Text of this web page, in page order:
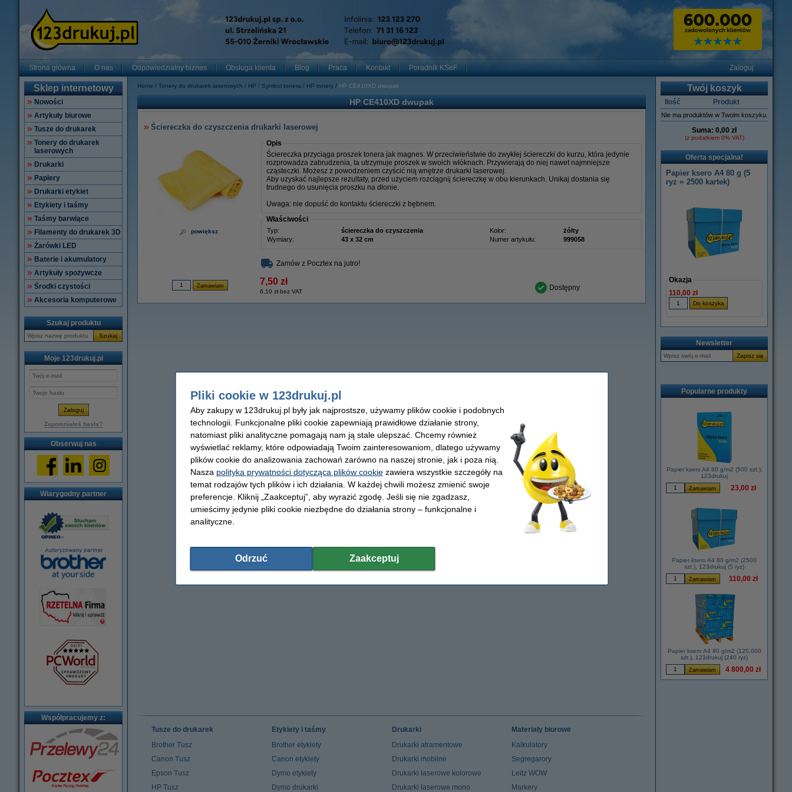
Strona główna O nas Odpowiedzialny biznes Obsługa klienta Blog Praca Kontakt Poradnik KSeF Zaloguj
Sklep internetowy
Nowości
Artykuły biurowe
Tusze do drukarek
Tonery do drukarek
laserowych
Drukarki
Papiery
Drukarki etykiet
Etykiety i taśmy
Taśmy barwiące
Filamenty do drukarek 3D
Żarówki LED
Baterie i akumulatory
Artykuły spożywcze
Środki czystości
Akcesoria komputerowe
Szukaj produktu
Szukaj
Moje 123drukuj.pl
Zapomniałeś hasła?
Obserwuj nas
Wiarygodny partner
Współpracujemy z:
Home Tonery do drukarek laserowych HP Symbol tonera HP tonery HP CE410XD dwupak
HP CE410XD dwupak
Ściereczka do czyszczenia drukarki laserowej
powiększ
Opis
Ściereczka przyciąga proszek tonera jak magnes. W przeciwieństwie do zwykłej ściereczki do kurzu, która jedynie
rozprowadza zabrudzenia, ta utrzymuje proszek w swoich włóknach. Przywierają do niej nawet najmniejsze
cząsteczki. Możesz z powodzeniem czyścić nią wnętrze drukarki laserowej.
Aby uzyskać najlepsze rezultaty, przed użyciem rozciągnij ściereczkę w obu kierunkach. Unikaj dostania się
trudnego do usunięcia proszku na dłonie.
Uwaga: nie dopuść do kontaktu ściereczki z bębnem.
Właściwości
Typ: ściereczka do czyszczenia Kolor:
żółty
Wymiary:
43 x 32 cm Numer artykułu: 999058
Zamów z Pocztex na jutro!
7,50 zł
6,10 zł bez VAT Dostępny
Twój koszyk
Ilość Produkt
Nie ma produktów w Twoim koszyku.
Suma: 0,00 zł
(z podatkiem 0% VAT)
Oferta specjalna!
Papier ksero A4 80 g (5
ryz = 2500 kartek)
Okazja
110,00 zł
Newsletter
Popularne produkty
Papier ksero A4 80 g/m2 (500 szt.),
123drukuj
23,00 zł
Papier ksero A4 80 g/m2 (2500
szt.), 123drukuj (5 ryz)
110,00 zł
Papier ksero A4 80 g/m2 (120.000
szt.), 123drukuj (240 ryz)
4 800,00 zł
Tusze do drukarek
Brother Tusz
Canon Tusz
Epson Tusz
HP Tusz
Etykiety i taśmy
Brother etykiety
Canon etykiety
Dymo etykiety
Dymo drukarki
Drukarki
Drukarki atramentowe
Drukarki mobilne
Drukarki laserowe kolorowe
Drukarki laserowe mono
Materiały biurowe
Kalkulatory
Segregarory
Leitz WOW
Markery
Pliki cookie w 123drukuj.pl
Aby zakupy w 123drukuj.pl były jak najprostsze, używamy plików cookie i podobnych
technologii. Funkcjonalne pliki cookie zapewniają prawidłowe działanie strony,
natomiast pliki analityczne pomagają nam ją stale ulepszać. Chcemy również
wyświetlać reklamy, które odpowiadają Twoim zainteresowaniom, dlatego używamy
plików cookie do analizowania zachowań zarówno na naszej stronie, jak i poza nią.
Nasza polityka prywatności dotycząca plików cookiezawiera wszystkie szczegóły na
temat rodzajów tych plików i ich działania. W każdej chwili możesz zmienić swoje
preferencje. Kliknij „Zaakceptuj”, aby wyrazić zgodę. Jeśli się nie zgadzasz,
umieścimy jedynie pliki cookie niezbędne do działania strony – funkcjonalne i
analityczne.
Odrzuć Zaakceptuj